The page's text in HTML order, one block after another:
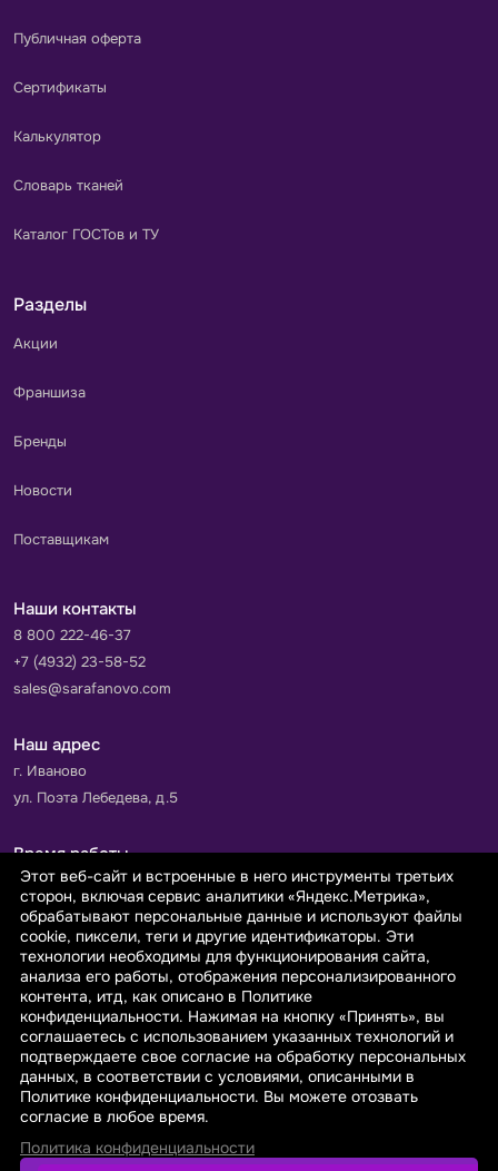
Публичная оферта
Сертификаты
Калькулятор
Словарь тканей
Каталог ГОСТов и ТУ
Разделы
Акции
Франшиза
Бренды
Новости
Поставщикам
Наши контакты
8 800 222-46-37
+7 (4932) 23-58-52
sales@sarafanovo.com
Наш адрес
г. Иваново
ул. Поэта Лебедева, д.5
Время работы
Пн-Пт с 9.00 до 18.00
Сб-Вс: выходной
Принимаем к оплате
© 2026 sarafanovo.com - Интернет-магазин "САРАФАНОВО"
специализируется на производстве, продаже тканей оптом и в
розницу с доставкой по Роcсии и СНГ.
Политика обработки персональных данных
Этот веб-сайт и встроенные в него инструменты третьих
сторон, включая сервис аналитики «Яндекс.Метрика»,
обрабатывают персональные данные и используют файлы
cookie, пиксели, теги и другие идентификаторы. Эти
технологии необходимы для функционирования сайта,
анализа его работы, отображения персонализированного
контента, итд, как описано в Политике
конфиденциальности. Нажимая на кнопку «Принять», вы
соглашаетесь с использованием указанных технологий и
подтверждаете свое согласие на обработку персональных
данных, в соответствии с условиями, описанными в
Политике конфиденциальности. Вы можете отозвать
согласие в любое время.
Политика конфиденциальности